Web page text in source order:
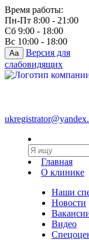
Время работы:
Пн-Пт 8:00 - 21:00
Сб 9:00 - 18:00
Вс 10:00 - 18:00
Aa
Версия для
слабовидящих
Главная
О клинике
Наши
Новости
Видео